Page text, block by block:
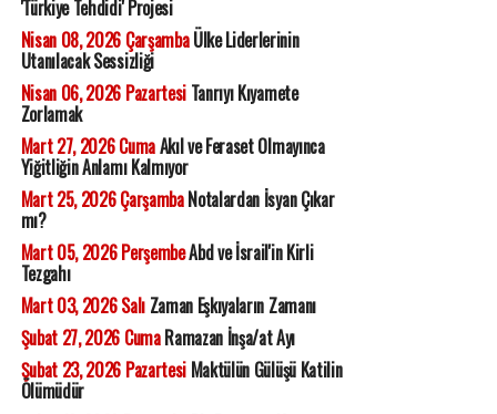
'Türkiye Tehdidi' Projesi
Nisan 08, 2026 ÇarşambaÜlke Liderlerinin
Utanılacak Sessizliği
Nisan 06, 2026 PazartesiTanrıyı Kıyamete
Zorlamak
Mart 27, 2026 CumaAkıl ve Feraset Olmayınca
Yiğitliğin Anlamı Kalmıyor
Mart 25, 2026 ÇarşambaNotalardan İsyan Çıkar
mı?
Mart 05, 2026 PerşembeAbd ve İsrail'in Kirli
Tezgahı
Mart 03, 2026 SalıZaman Eşkıyaların Zamanı
Şubat 27, 2026 CumaRamazan İnşa/at Ayı
Şubat 23, 2026 PazartesiMaktülün Gülüşü Katilin
Ölümüdür